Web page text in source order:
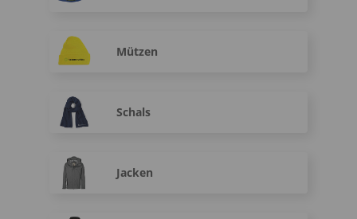
Mützen
Schals
Jacken